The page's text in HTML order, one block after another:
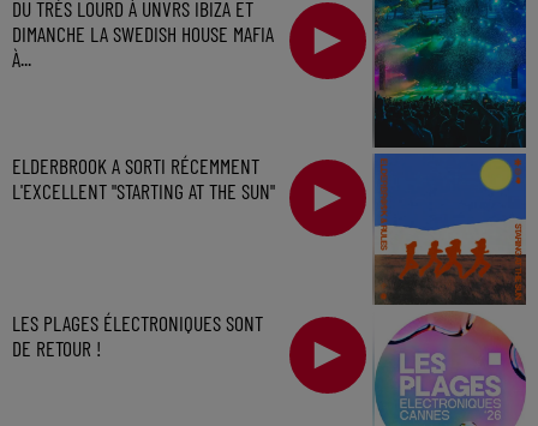
DU TRÈS LOURD À UNVRS IBIZA ET
DIMANCHE LA SWEDISH HOUSE MAFIA
À...
ELDERBROOK A SORTI RÉCEMMENT
L'EXCELLENT "STARTING AT THE SUN"
LES PLAGES ÉLECTRONIQUES SONT
DE RETOUR !